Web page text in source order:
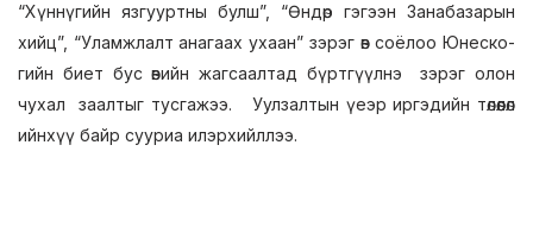
“Хүннүгийн язгууртны булш”, “Өндөр гэгээн Занабазарын
хийц”, “Уламжлалт анагаах ухаан” зэрэг өв соёлоо Юнеско-
гийн биет бус өвийн жагсаалтад бүртгүүлнэ зэрэг олон
чухал заалтыг тусгажээ. Уулзалтын үеэр иргэдийн төлөөлөл
ийнхүү байр сууриа илэрхийллээ.